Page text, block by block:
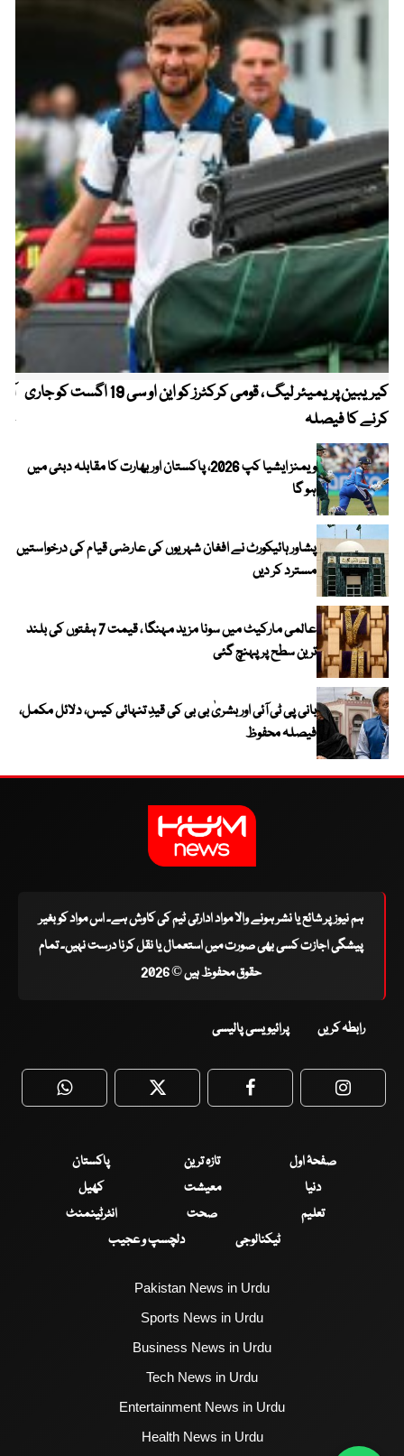
کیریبین پریمیئر لیگ ، قومی کرکٹرز کو این او سی 19 اگست کو جاری
کرنے کا فیصلہ
ویمنز ایشیا کپ 2026، پاکستان اور بھارت کا مقابلہ دبئی میں
ہو گا
پشاور ہائیکورٹ نے افغان شہریوں کی عارضی قیام کی درخواستیں
مسترد کر دیں
عالمی مارکیٹ میں سونا مزید مہنگا ، قیمت 7 ہفتوں کی بلند
ترین سطح پر پہنچ گئی
بانی پی ٹی آئی اور بشریٰ بی بی کی قیدِ تنہائی کیس، دلائل مکمل،
فیصلہ محفوظ
ہم نیوز پر شائع یا نشر ہونے والا مواد ادارتی ٹیم کی کاوش ہے۔ اس مواد کو بغیر
پیشگی اجازت کسی بھی صورت میں استعمال یا نقل کرنا درست نہیں۔ تمام
حقوق محفوظ ہیں © 2026
رابطہ کریں پرائیویسی پالیسی
WhatsApp Twitter Facebook
صفحۂ اول تازہ ترین
پاکستان
دنیا
معیشت
کھیل
تعلیم
صحت
انٹرٹینمنٹ
ٹیکنالوجی
دلچسپ و عجیب
Pakistan News in Urdu
Sports News in Urdu
Business News in Urdu
Tech News in Urdu
Entertainment News in Urdu
Health News in Urdu